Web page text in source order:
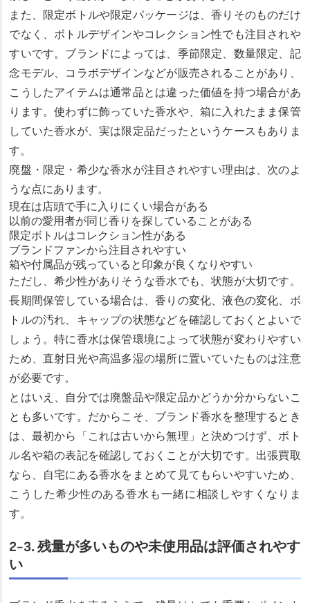
また、限定ボトルや限定パッケージは、香りそのものだけ
でなく、ボトルデザインやコレクション性でも注目されや
すいです。ブランドによっては、季節限定、数量限定、記
念モデル、コラボデザインなどが販売されることがあり、
こうしたアイテムは通常品とは違った価値を持つ場合があ
ります。使わずに飾っていた香水や、箱に入れたまま保管
していた香水が、実は限定品だったというケースもありま
す。
廃盤・限定・希少な香水が注目されやすい理由は、次のよ
うな点にあります。
現在は店頭で手に入りにくい場合がある
以前の愛用者が同じ香りを探していることがある
限定ボトルはコレクション性がある
ブランドファンから注目されやすい
箱や付属品が残っていると印象が良くなりやすい
ただし、希少性がありそうな香水でも、状態が大切です。
長期間保管している場合は、香りの変化、液色の変化、ボ
トルの汚れ、キャップの状態などを確認しておくとよいで
しょう。特に香水は保管環境によって状態が変わりやすい
ため、直射日光や高温多湿の場所に置いていたものは注意
が必要です。
とはいえ、自分では廃盤品や限定品かどうか分からないこ
とも多いです。だからこそ、ブランド香水を整理するとき
は、最初から「これは古いから無理」と決めつけず、ボト
ル名や箱の表記を確認しておくことが大切です。出張買取
なら、自宅にある香水をまとめて見てもらいやすいため、
こうした希少性のある香水も一緒に相談しやすくなりま
す。
2-3. 残量が多いものや未使用品は評価されやす
い